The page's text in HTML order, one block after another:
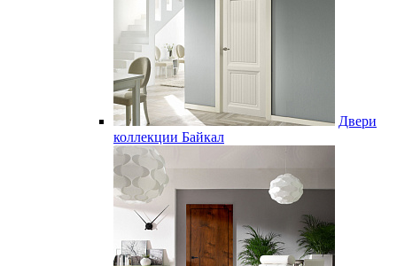
Двери
коллекции Байкал